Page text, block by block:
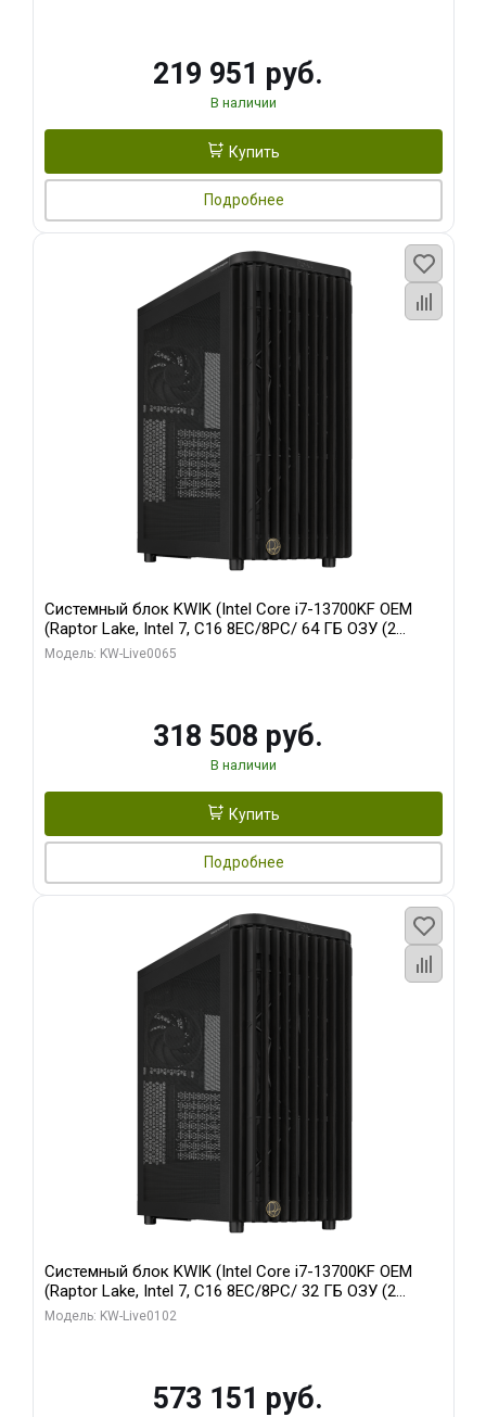
219 951 руб.
В наличии
Купить
Подробнее
Системный блок KWIK (Intel Core i7-13700KF OEM
(Raptor Lake, Intel 7, C16 8EC/8PC/ 64 ГБ ОЗУ (2
модуля)/ ASUS RTX5080 PROART OC 16GB GDDR7
Модель: KW-Live0065
318 508 руб.
В наличии
Купить
Подробнее
Системный блок KWIK (Intel Core i7-13700KF OEM
(Raptor Lake, Intel 7, C16 8EC/8PC/ 32 ГБ ОЗУ (2
модуля)/ Afox RTX4090 24GB GDDR6X 384-Bit 3xDP
Модель: KW-Live0102
573 151 руб.